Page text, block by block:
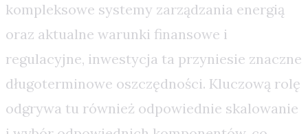
kompleksowe systemy zarządzania energią
oraz aktualne warunki finansowe i
regulacyjne, inwestycja ta przyniesie znaczne
długoterminowe oszczędności. Kluczową rolę
odgrywa tu również odpowiednie skalowanie